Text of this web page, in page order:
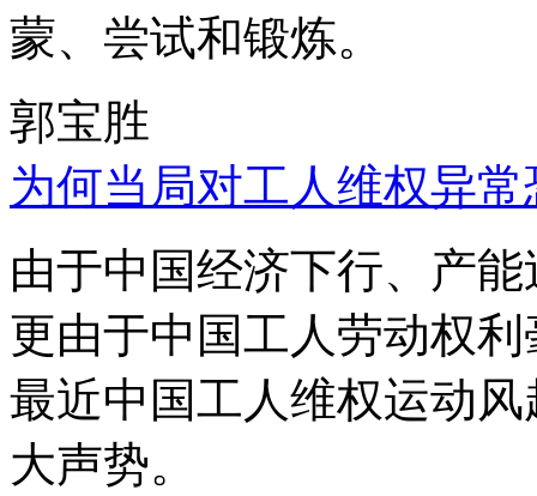
蒙、尝试和锻炼。
郭宝胜
为何当局对工人维权异
由于中国经济下行、产
更由于中国工人劳动权
最近中国工人维权运动
大声势。